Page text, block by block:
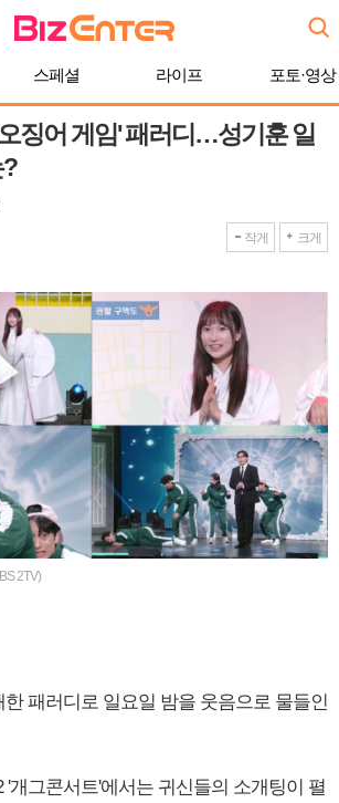
스페셜 라이프 포토·영상
징어 게임' 패러디…성기훈 일
작게 크게
2TV)
패러디로 일요일 밤을 웃음으로 물들인
'개그콘서트'에서는 귀신들의 소개팅이 펼